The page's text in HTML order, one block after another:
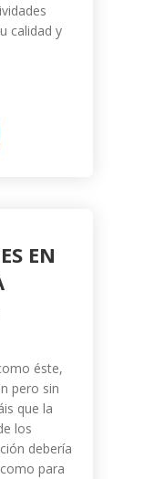
calidad y
EN
éste,
pero sin
que la
los
debería
para